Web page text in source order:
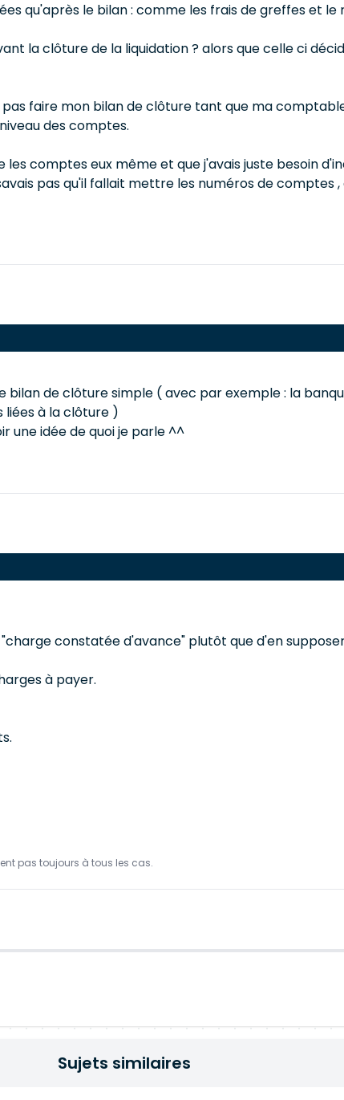
qu'après le bilan : comme les frais de greffes et
la clôture de la liquidation ? alors que celle ci
faire mon bilan de clôture tant que ma
des comptes.
comptes eux même et que j'avais juste besoin
pas qu'il fallait mettre les numéros de comptes
de clôture simple ( avec par exemple : la
liées à la clôture )
une idée de quoi je parle ^^
constatée d'avance" plutôt que d'en
à payer.
pas toujours à tous les cas.
Sujets similaires